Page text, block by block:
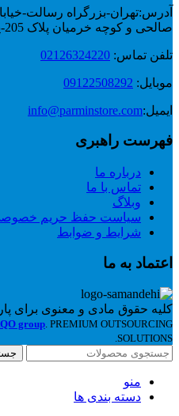
آدرس:تهران-بزرگراه رسالت-
صالحی و کوچه خرمیان پلاک 205-پارمین استور
تلفن تماس: 02126324220
موبایل: 09122508292
ایمیل:info@parminstore.com
فهرست راهبری
درباره ما
تماس با ما
وبلاگ
سیاست حفظ حریم
شرایط و ضوابط
اعتماد به ما
کلیه حقوق مادی و معنوی برای
group . PREMIUM OUTSOURCING
SOLUTIONS.
منو
دسته بندی ها